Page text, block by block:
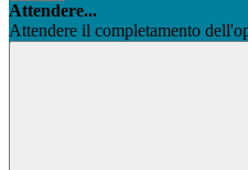
Attendere...
Attendere il completamento